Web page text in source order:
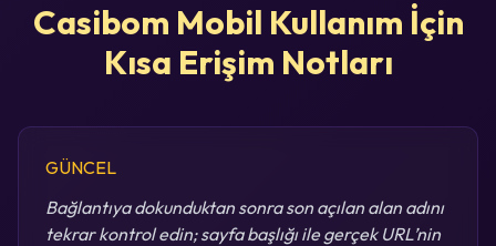
Casibom Mobil Kullanım İçin
Kısa Erişim Notları
GÜNCEL
Bağlantıya dokunduktan sonra son açılan alan adını
tekrar kontrol edin; sayfa başlığı ile gerçek URL’nin